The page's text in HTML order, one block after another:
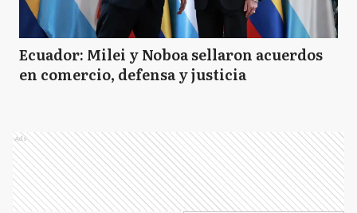
Ecuador: Milei y Noboa sellaron acuerdos
en comercio, defensa y justicia
Ads